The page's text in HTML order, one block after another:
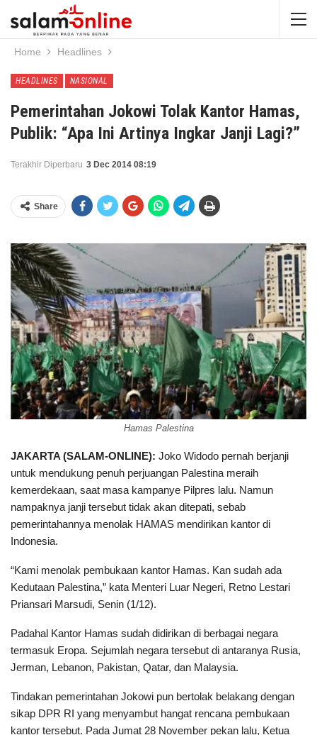
Home Headlines
HEADLINES NASIONAL
Pemerintahan Jokowi Tolak Kantor Hamas,
Publik: “Apa Ini Artinya Ingkar Janji Lagi?”
Terakhir Diperbaru 3 Dec 2014 08:19
Share
Hamas Palestina
JAKARTA (SALAM-ONLINE): Joko Widodo pernah berjanji
untuk mendukung penuh perjuangan Palestina meraih
kemerdekaan, saat masa kampanye Pilpres lalu. Namun
nampaknya janji tersebut tidak akan ditepati, sebab
pemerintahannya menolak HAMAS mendirikan kantor di
Indonesia.
“Kami menolak pembukaan kantor Hamas. Kan sudah ada
Kedutaan Palestina,” kata Menteri Luar Negeri, Retno Lestari
Priansari Marsudi, Senin (1/12).
Padahal Kantor Hamas sudah didirikan di berbagai negara
termasuk Eropa. Sejumlah negara tersebut di antaranya Rusia,
Jerman, Lebanon, Pakistan, Qatar, dan Malaysia.
Tindakan pemerintahan Jokowi pun bertolak belakang dengan
sikap DPR RI yang menyambut hangat rencana pembukaan
kantor tersebut. Pada Jumat 28 November pekan lalu, Ketua